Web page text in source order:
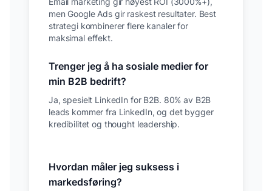
men Google Ads gir raskest resultater. Best
strategi kombinerer flere kanaler for
maksimal effekt.
Trenger jeg å ha sosiale medier for
min B2B bedrift?
Ja, spesielt LinkedIn for B2B. 80% av B2B
leads kommer fra LinkedIn, og det bygger
kredibilitet og thought leadership.
Hvordan måler jeg suksess i
markedsføring?